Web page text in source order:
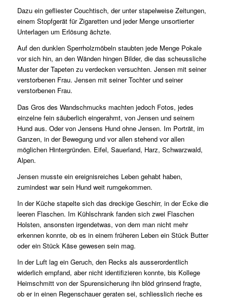
Dazu ein gefliester Couchtisch, der unter stapelweise Zeitungen,
einem Stopfgerät für Zigaretten und jeder Menge unsortierter
Unterlagen um Erlösung ächzte.
Auf den dunklen Sperrholzmöbeln staubten jede Menge Pokale
vor sich hin, an den Wänden hingen Bilder, die das scheussliche
Muster der Tapeten zu verdecken versuchten. Jensen mit seiner
verstorbenen Frau. Jensen mit seiner Tochter und seiner
verstorbenen Frau.
Das Gros des Wandschmucks machten jedoch Fotos, jedes
einzelne fein säuberlich eingerahmt, von Jensen und seinem
Hund aus. Oder von Jensens Hund ohne Jensen. Im Porträt, im
Ganzen, in der Bewegung und vor allen stehend vor allen
möglichen Hintergründen. Eifel, Sauerland, Harz, Schwarzwald,
Alpen.
Jensen musste ein ereignisreiches Leben gehabt haben,
zumindest war sein Hund weit rumgekommen.
In der Küche stapelte sich das dreckige Geschirr, in der Ecke die
leeren Flaschen. Im Kühlschrank fanden sich zwei Flaschen
Holsten, ansonsten irgendetwas, von dem man nicht mehr
erkennen konnte, ob es in einem früheren Leben ein Stück Butter
oder ein Stück Käse gewesen sein mag.
In der Luft lag ein Geruch, den Recks als ausserordentlich
widerlich empfand, aber nicht identifizieren konnte, bis Kollege
Heimschmitt von der Spurensicherung ihn blöd grinsend fragte,
ob er in einen Regenschauer geraten sei, schliesslich rieche es